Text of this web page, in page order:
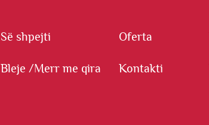
Së shpejti Oferta
Bleje /Merr me qira Kontakti